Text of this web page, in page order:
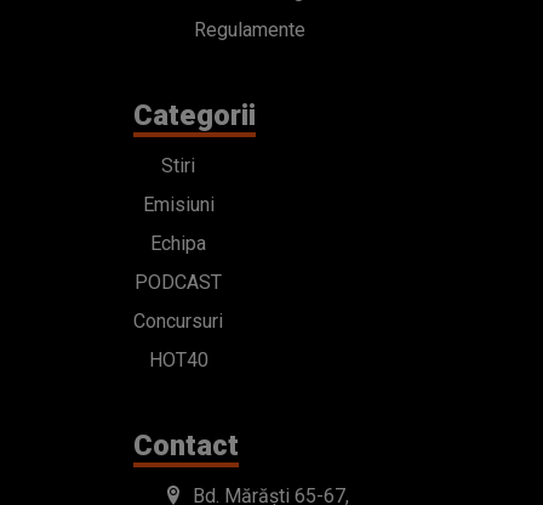
Regulamente
Categorii
Stiri
Emisiuni
Echipa
PODCAST
Concursuri
HOT40
Contact
Bd. Mărăști 65-67,